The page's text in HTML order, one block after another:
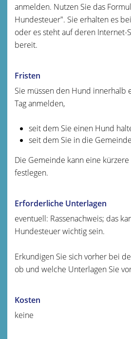
anmelden. Nutzen Sie das
Hundesteuer". Sie erhalten es
oder es steht auf deren Internet-
bereit.
Fristen
Sie müssen den Hund innerhalb
Tag anmelden,
seit dem Sie einen Hund
seit dem Sie in die
Die Gemeinde kann eine
festlegen.
Erforderliche Unterlagen
eventuell: Rassenachweis; das
Hundesteuer wichtig sein.
Erkundigen Sie sich vorher bei
ob und welche Unterlagen Sie
Kosten
keine